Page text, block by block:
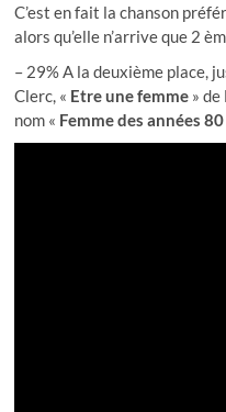
C’est en fait la chanson
alors qu’elle n’arrive que 2
– 29% A la deuxième place,
Clerc, « Etre une femme »
nom « Femme des années 80